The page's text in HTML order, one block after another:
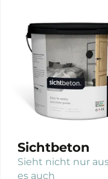
Sichtbeton
Sieht nicht nur
es auch